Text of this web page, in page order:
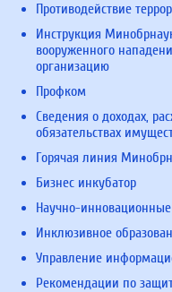
Противодействие
Инструкция
вооруженного
организацию
Профком
Сведения о доходах,
обязательствах
Горячая линия
Бизнес инкубатор
Научно-инновационные
Инклюзивное
Управление
Рекомендации по